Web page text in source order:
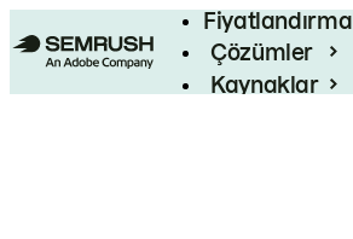
Fiyatlandırma
Çözümler
Kaynaklar